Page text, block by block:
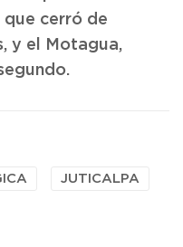
que cerró de
y el Motagua,
JUTICALPA